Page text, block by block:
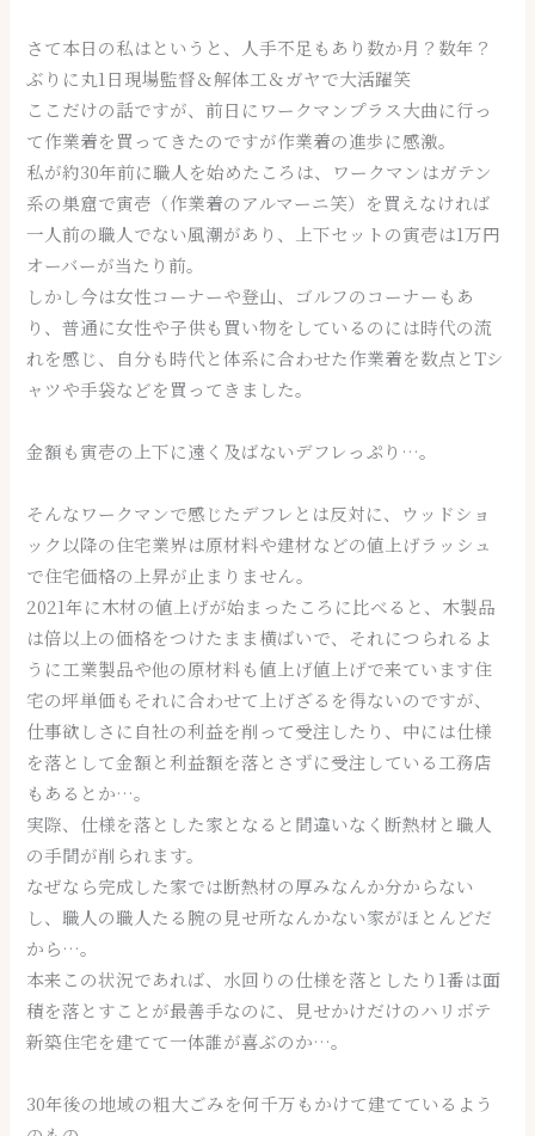
さて本日の私はというと、人手不足もあり数か月？数年？
ぶりに丸1日現場監督＆解体工＆ガヤで大活躍笑
ここだけの話ですが、前日にワークマンプラス大曲に行っ
て作業着を買ってきたのですが作業着の進歩に感激。
私が約30年前に職人を始めたころは、ワークマンはガテン
系の巣窟で寅壱（作業着のアルマーニ笑）を買えなければ
一人前の職人でない風潮があり、上下セットの寅壱は1万円
オーバーが当たり前。
しかし今は女性コーナーや登山、ゴルフのコーナーもあ
り、普通に女性や子供も買い物をしているのには時代の流
れを感じ、自分も時代と体系に合わせた作業着を数点とTシ
ャツや手袋などを買ってきました。
金額も寅壱の上下に遠く及ばないデフレっぷり…。
そんなワークマンで感じたデフレとは反対に、ウッドショ
ック以降の住宅業界は原材料や建材などの値上げラッシュ
で住宅価格の上昇が止まりません。
2021年に木材の値上げが始まったころに比べると、木製品
は倍以上の価格をつけたまま横ばいで、それにつられるよ
うに工業製品や他の原材料も値上げ値上げで来ています住
宅の坪単価もそれに合わせて上げざるを得ないのですが、
仕事欲しさに自社の利益を削って受注したり、中には仕様
を落として金額と利益額を落とさずに受注している工務店
もあるとか…。
実際、仕様を落とした家となると間違いなく断熱材と職人
の手間が削られます。
なぜなら完成した家では断熱材の厚みなんか分からない
し、職人の職人たる腕の見せ所なんかない家がほとんどだ
から…。
本来この状況であれば、水回りの仕様を落としたり1番は面
積を落とすことが最善手なのに、見せかけだけのハリボテ
新築住宅を建てて一体誰が喜ぶのか…。
30年後の地域の粗大ごみを何千万もかけて建てているよう